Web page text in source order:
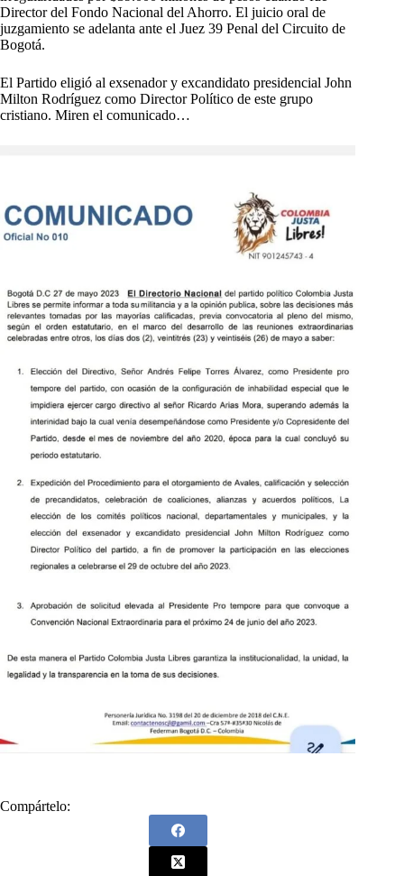
Director del Fondo Nacional del Ahorro. El juicio oral de
juzgamiento se adelanta ante el Juez 39 Penal del Circuito de
Bogotá.
El Partido eligió al exsenador y excandidato presidencial John
Milton Rodríguez como Director Político de este grupo
cristiano. Miren el comunicado…
Compártelo: